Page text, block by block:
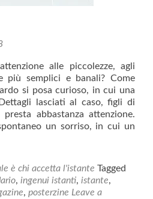
alle piccolezze, agli
più semplici e banali? Come
si posa curioso, in cui una
lasciati al caso, figli di
abbastanza attenzione.
un sorriso, in cui un
è chi accetta l'istante Tagged
, ingenui istanti, istante,
, posterzine Leave a